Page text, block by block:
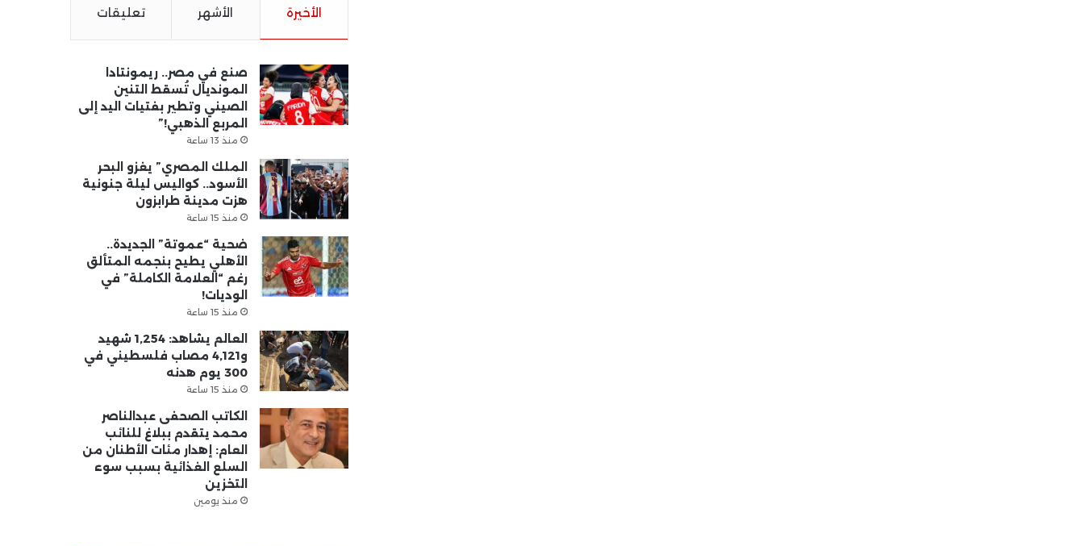
الأخيرة الأشهر تعليقات
صنع في مصر.. ريمونتادا
المونديال تُسقط التنين
الصيني وتطير بفتيات اليد إلى
المربع الذهبي!”
منذ 13 ساعة
الملك المصري” يغزو البحر
الأسود.. كواليس ليلة جنونية
هزت مدينة طرابزون
منذ 15 ساعة
ضحية “عموتة” الجديدة..
الأهلي يطيح بنجمه المتألق
رغم “العلامة الكاملة” في
الوديات!
منذ 15 ساعة
العالم يشاهد: 1,254 شهيد
و4,121 مصاب فلسطيني في
300 يوم هدنه
منذ 15 ساعة
الكاتب الصحفى عبدالناصر
محمد يتقدم ببلاغ للنائب
العام: إهدار مئات الأطنان من
السلع الغذائية بسبب سوء
التخزين
منذ يومين